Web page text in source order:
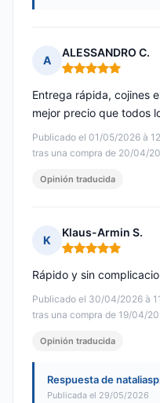
A
ALESSANDRO C.
Nota: 5 de 5
Publicado el 01/05/2026 à
tras una compra de 20/04/
Entrega rápida, cojines
mejor precio que todos
Opinión traducida
K
Klaus-Armin S.
Nota: 5 de 5
Publicado el 30/04/2026 à
tras una compra de 19/04/
Rápido y sin
Opinión traducida
Respuesta de
Publicada el 29/05/2026